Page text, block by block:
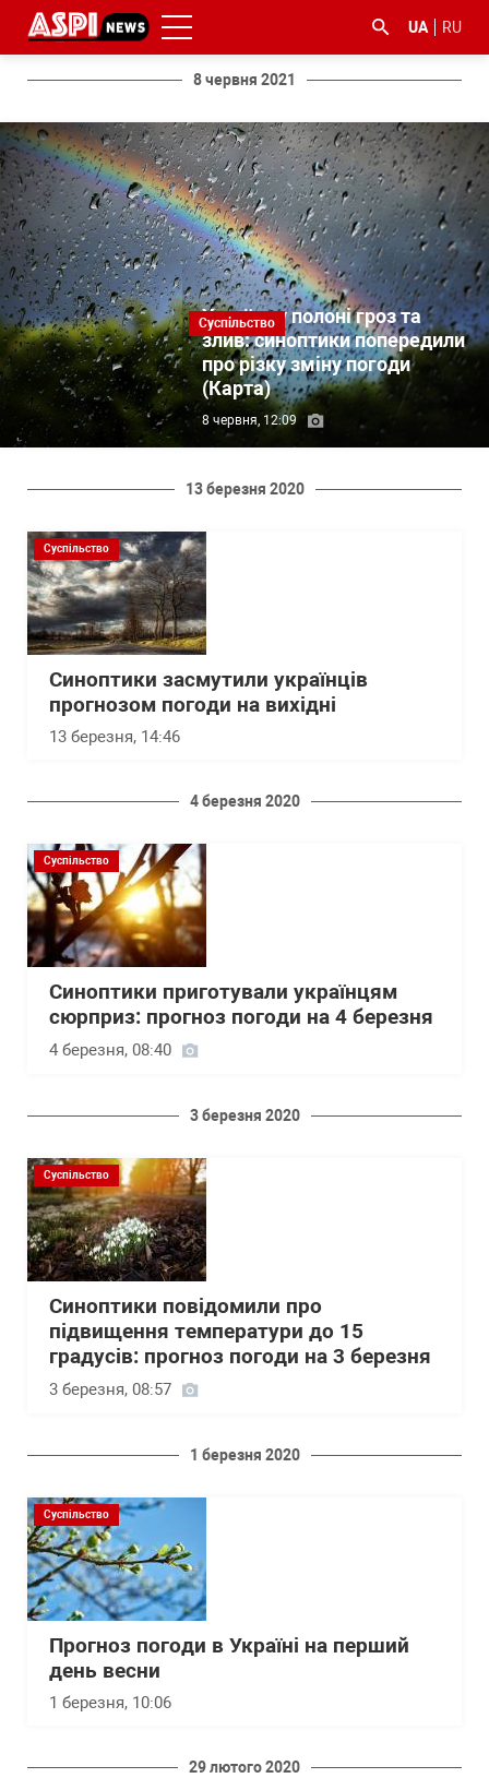
UA RU
8 червня 2021
Суспільство
Україна у полоні гроз та
злив: синоптики попередили
про різку зміну погоди
(Карта)
8 червня, 12:09
13 березня 2020
Суспільство
Синоптики засмутили українців
прогнозом погоди на вихідні
13 березня, 14:46
4 березня 2020
Суспільство
Синоптики приготували українцям
сюрприз: прогноз погоди на 4 березня
4 березня, 08:40
3 березня 2020
Суспільство
Синоптики повідомили про
підвищення температури до 15
градусів: прогноз погоди на 3 березня
3 березня, 08:57
1 березня 2020
Суспільство
Прогноз погоди в Україні на перший
день весни
1 березня, 10:06
29 лютого 2020
#ООС
#боротьба
з
корупцією
#ДФС #Київ #коронавірус